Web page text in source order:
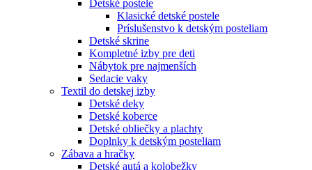
Detské postele
Klasické detské postele
Príslušenstvo k detským posteliam
Detské skrine
Kompletné izby pre deti
Nábytok pre najmenších
Sedacie vaky
Textil do detskej izby
Detské deky
Detské koberce
Detské obliečky a plachty
Doplnky k detským posteliam
Zábava a hračky
Detské autá a kolobežky